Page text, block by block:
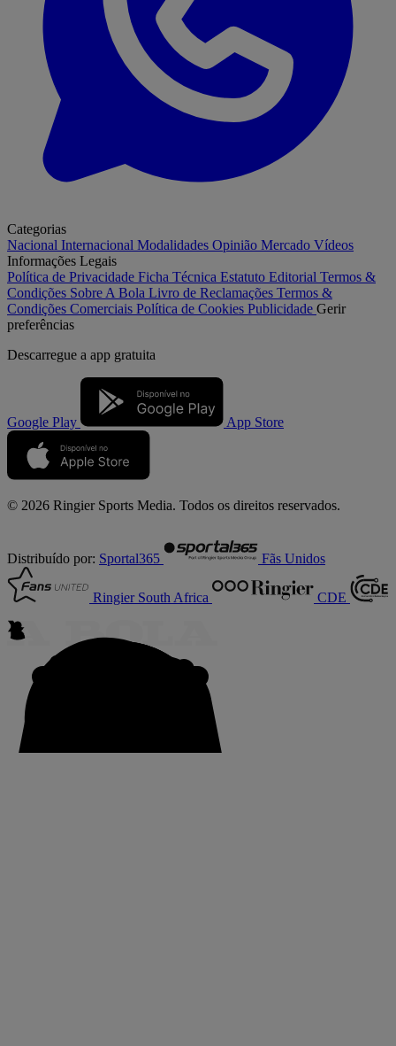
Categorias
Nacional Internacional Modalidades Opinião Mercado Vídeos
Informações Legais
Política de Privacidade Ficha Técnica Estatuto Editorial Termos &
Condições Sobre A Bola Livro de Reclamações Termos &
Condições Comerciais Política de Cookies Publicidade Gerir
preferências
Descarregue a app gratuita
Google Play App Store
© 2026 Ringier Sports Media. Todos os direitos reservados.
Distribuído por: Sportal365 Fãs Unidos
Ringier South Africa CDE